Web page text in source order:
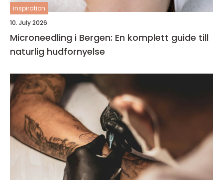
inspiration
10. July 2026
Microneedling i Bergen: En komplett guide till
naturlig hudfornyelse